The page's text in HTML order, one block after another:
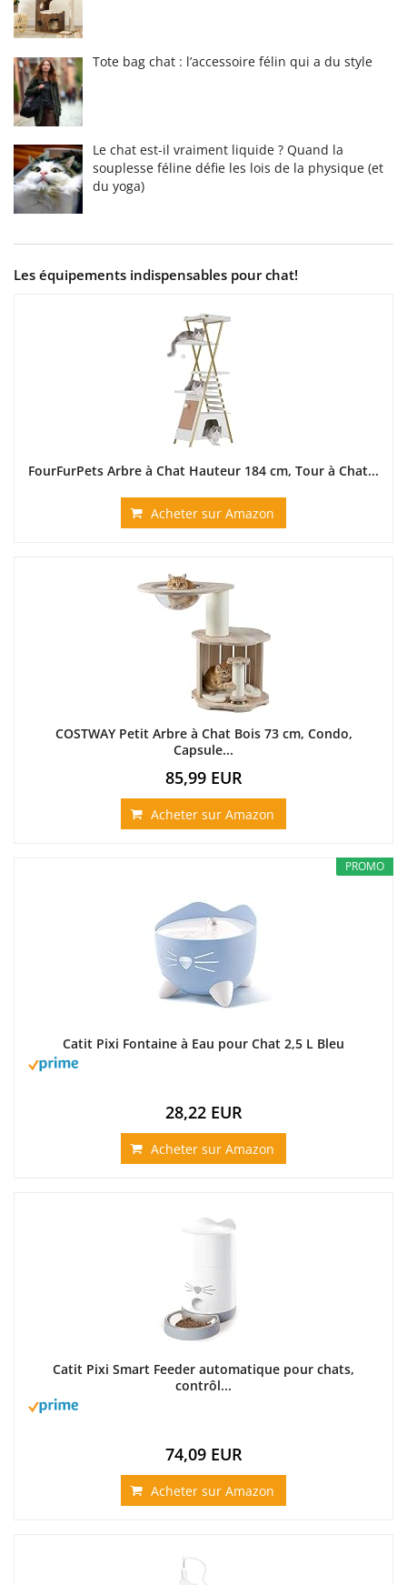
Tote bag chat : l’accessoire félin qui a du style
Le chat est-il vraiment liquide ? Quand la
souplesse féline défie les lois de la physique (et
du yoga)
Les équipements indispensables pour chat!
FourFurPets Arbre à Chat Hauteur 184 cm, Tour à Chat...
Acheter sur Amazon
COSTWAY Petit Arbre à Chat Bois 73 cm, Condo,
Capsule...
85,99 EUR
Acheter sur Amazon
PROMO
Catit Pixi Fontaine à Eau pour Chat 2,5 L Bleu
28,22 EUR
Acheter sur Amazon
Catit Pixi Smart Feeder automatique pour chats,
contrôl...
74,09 EUR
Acheter sur Amazon